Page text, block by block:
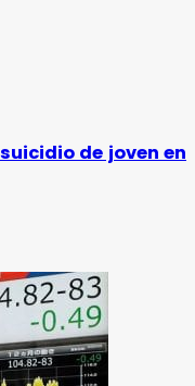
de joven en